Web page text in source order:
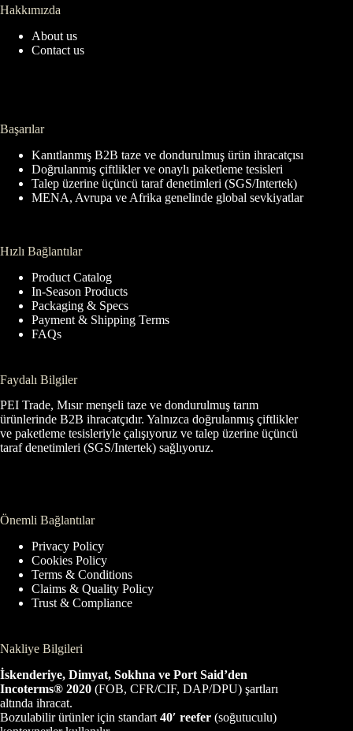
Hakkımızda
About us
Contact us
Başarılar
Kanıtlanmış B2B taze ve dondurulmuş ürün ihracatçısı
Doğrulanmış çiftlikler ve onaylı paketleme tesisleri
Talep üzerine üçüncü taraf denetimleri (SGS/Intertek)
MENA, Avrupa ve Afrika genelinde global sevkiyatlar
Hızlı Bağlantılar
Product Catalog
In-Season Products
Packaging & Specs
Payment & Shipping Terms
FAQs
Faydalı Bilgiler
PEI Trade, Mısır menşeli taze ve dondurulmuş tarım
ürünlerinde B2B ihracatçıdır. Yalnızca doğrulanmış çiftlikler
ve paketleme tesisleriyle çalışıyoruz ve talep üzerine üçüncü
taraf denetimleri (SGS/Intertek) sağlıyoruz.
Önemli Bağlantılar
Privacy Policy
Cookies Policy
Terms & Conditions
Claims & Quality Policy
Trust & Compliance
Nakliye Bilgileri
İskenderiye, Dimyat, Sokhna ve Port Said’den
Incoterms® 2020 (FOB, CFR/CIF, DAP/DPU) şartları
altında ihracat.
Bozulabilir ürünler için standart 40′ reefer (soğutuculu)